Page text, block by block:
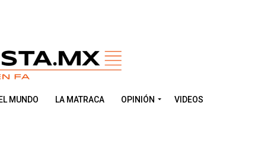
EL MUNDO LA MATRACA OPINIÓN VIDEOS